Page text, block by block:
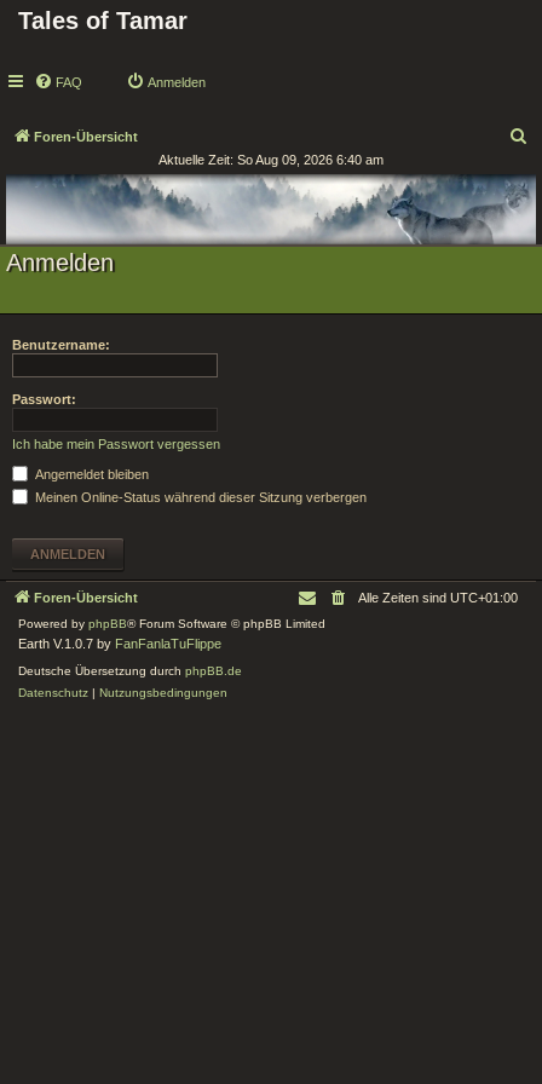
Tales of Tamar
FAQ Anmelden
Foren-Übersicht
c
e
Aktuelle Zeit: So Aug 09, 2026 6:40 am
Anmelden
Benutzername:
Passwort:
Ich habe mein Passwort vergessen
Angemeldet bleiben
Meinen Online-Status während dieser Sitzung verbergen
Foren-Übersicht Alle Zeiten sind UTC+01:00
Powered by phpBB® Forum Software © phpBB Limited
Earth V.1.0.7 by FanFanlaTuFlippe
Deutsche Übersetzung durch phpBB.de
Datenschutz | Nutzungsbedingungen